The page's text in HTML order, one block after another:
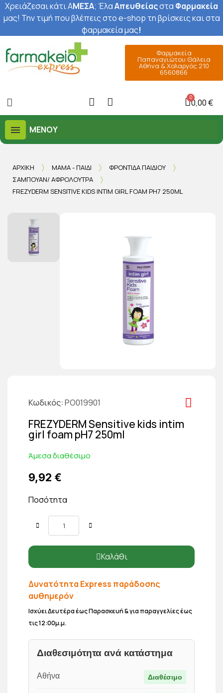
Χρειάζεσαι κάτι ΑΜΕΣΑ; ΈλαΑπευθείαςστα Φαρμακεία
μας! Την τιμή που βλέπεις στο e-shop τη βρίσκεις και στα
φαρμακεία μας!
Φαρμακεία
Παπαναγιώτου Θάλεια
Αθήνα & Χολαργός 210
6560866
0,00 €
ΜΕΝΟΎ
ΑΡΧΙΚΉ ΜΑΜΆ - ΠΑΙΔΊ
ΦΡΟΝΤΊΔΑ ΠΑΙΔΙΟΎ
ΣΑΜΠΟΥΆΝ/ ΑΦΡΌΛΟΥΤΡΑ
FREZYDERM SENSITIVE KIDS INTIM GIRL FOAM PH7 250ML
Κωδικός PO019901
FREZYDERM Sensitive kids intim
girl foam pH7 250ml
Άμεσα διαθέσιμο
9,92 €
Ποσότητα
Καλάθι
Δυνατότητα Express παράδοσης
αυθημερόν
Ισχύει Δευτέρα έως Παρασκευή & για παραγγελίες έως
τις 12:00μ.μ.
Διαθεσιμότητα ανά κατάστημα
Αθήνα Διαθέσιμο